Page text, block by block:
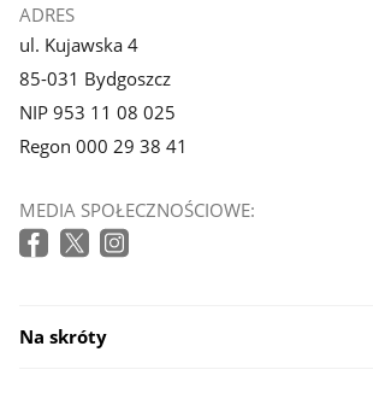
ADRES
ul. Kujawska 4
85-031 Bydgoszcz
NIP 953 11 08 025
Regon 000 29 38 41
MEDIA SPOŁECZNOŚCIOWE:
Na skróty